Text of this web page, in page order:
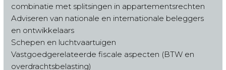
combinatie met splitsingen in appartementsrechten
Adviseren van nationale en internationale beleggers
en ontwikkelaars
Schepen en luchtvaartuigen
Vastgoedgerelateerde fiscale aspecten (BTW en
overdrachtsbelasting)